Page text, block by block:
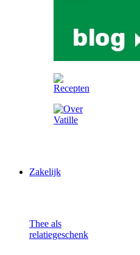
Zakelijk
Thee als
relatiegeschenk